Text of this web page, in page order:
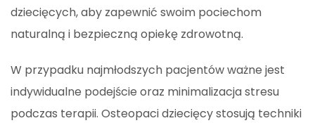
dziecięcych, aby zapewnić swoim pociechom
naturalną i bezpieczną opiekę zdrowotną.
W przypadku najmłodszych pacjentów ważne jest
indywidualne podejście oraz minimalizacja stresu
podczas terapii. Osteopaci dziecięcy stosują techniki